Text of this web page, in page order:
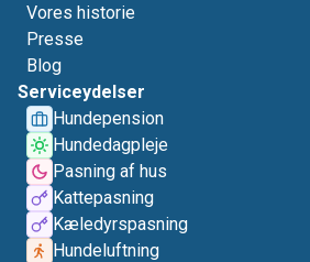
Vores historie
Presse
Blog
Serviceydelser
Hundepension
Hundedagpleje
Pasning af hus
Kattepasning
Kæledyrspasning
Hundeluftning